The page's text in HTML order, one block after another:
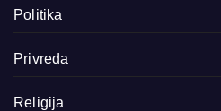
Politika
Privreda
Religija